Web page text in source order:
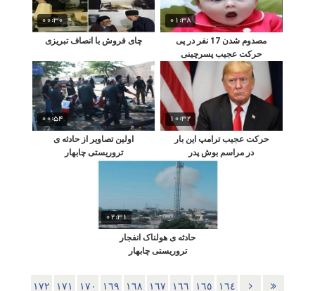
01:38
مصدوم شدن 17 نفر در پی
حرکت عجیب پسرچینی
00:30
چای فروش با انصاف تبریزی
10:32
حرکت عجیب ترامپ این بار
در مراسم بوش پدر
00:54
اولین تصاویر از حادثه ی
تروریستی چابهار
02:31
حادثه ی هولناک انفجار
تروریستی چابهار
١٦٤ ١٦٥ ١٦٦ ١٦٧ ١٦٨ ١٦٩ ١٧٠ ١٧١ ١٧٢